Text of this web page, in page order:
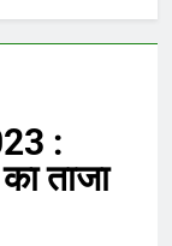
:
ताजा